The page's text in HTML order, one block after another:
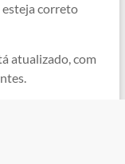
correto
atualizado, com